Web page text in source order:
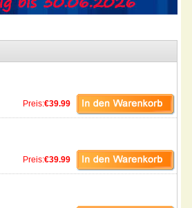
Preis:€39.99
Preis:€39.99